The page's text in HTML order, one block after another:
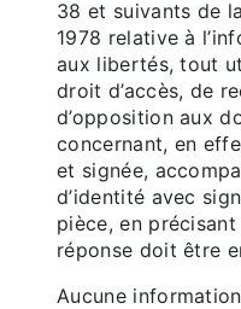
38 et suivants de
1978 relative à
aux libertés, tout
droit d’accès, de
d’opposition aux
concernant, en
et signée,
d’identité avec
pièce, en précisant
réponse doit être
Aucune